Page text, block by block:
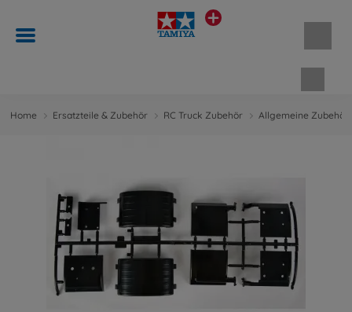
Home Ersatzteile & Zubehör RC Truck Zubehör Allgemeine